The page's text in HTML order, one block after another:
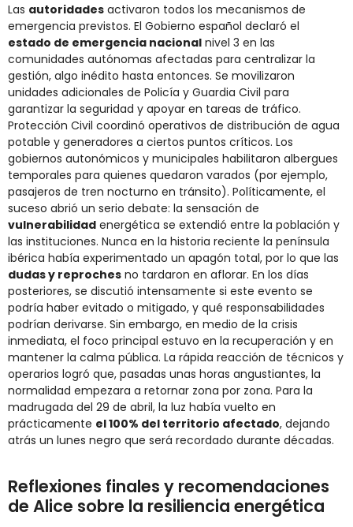
Las autoridades activaron todos los mecanismos de
emergencia previstos. El Gobierno español declaró el
estado de emergencia nacional nivel 3 en las
comunidades autónomas afectadas para centralizar la
gestión, algo inédito hasta entonces. Se movilizaron
unidades adicionales de Policía y Guardia Civil para
garantizar la seguridad y apoyar en tareas de tráfico.
Protección Civil coordinó operativos de distribución de agua
potable y generadores a ciertos puntos críticos. Los
gobiernos autonómicos y municipales habilitaron albergues
temporales para quienes quedaron varados (por ejemplo,
pasajeros de tren nocturno en tránsito). Políticamente, el
suceso abrió un serio debate: la sensación de
vulnerabilidad energética se extendió entre la población y
las instituciones. Nunca en la historia reciente la península
ibérica había experimentado un apagón total, por lo que las
dudas y reproches no tardaron en aflorar. En los días
posteriores, se discutió intensamente si este evento se
podría haber evitado o mitigado, y qué responsabilidades
podrían derivarse. Sin embargo, en medio de la crisis
inmediata, el foco principal estuvo en la recuperación y en
mantener la calma pública. La rápida reacción de técnicos y
operarios logró que, pasadas unas horas angustiantes, la
normalidad empezara a retornar zona por zona. Para la
madrugada del 29 de abril, la luz había vuelto en
prácticamente el 100% del territorio afectado, dejando
atrás un lunes negro que será recordado durante décadas.
Reflexiones finales y recomendaciones
de Alice sobre la resiliencia energética